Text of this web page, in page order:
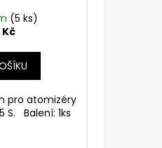
(5 ks)
Kč
pro atomizéry
S. Balení: 1ks